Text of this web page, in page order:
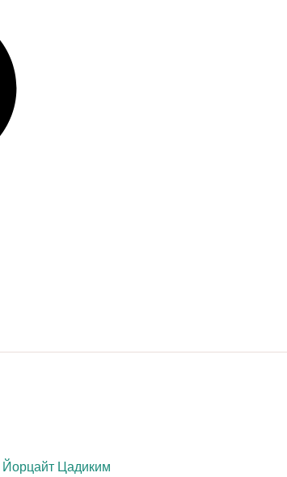
Йорцайт Цадиким